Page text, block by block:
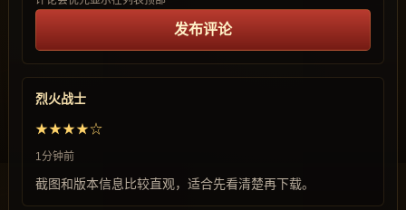
发布评论
烈火战士
★★★★☆
1分钟前
截图和版本信息比较直观，适合先看清楚再下载。